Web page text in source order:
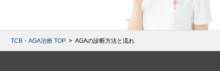
TCB・AGA治療 TOP AGAの診断方法と流れ